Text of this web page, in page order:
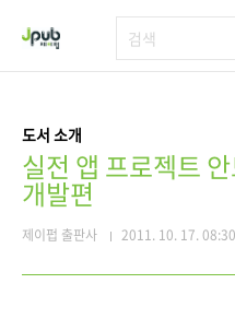
도서 소개
실전 앱 프로젝트
개발편
제이펍 출판사 2011. 10. 17. 08:30